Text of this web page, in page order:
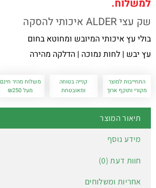
למשלוח.
שק עצי ALDER איכותי להסקה
בולי עץ איכותי המיובש ומחוטא בחום
עץ יבש | לחות נמוכה | הדלקה מהירה
התחייבות למוצר
מקורי ותוקף ארוך
קנייה בטוחה
ומאובטחת
משלוח מהיר חינם
מעל ₪250
תיאור המוצר
מידע נוסף
חוות דעת (0)
אחריות ומשלוחים